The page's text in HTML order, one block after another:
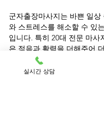
군자출장마사지는 바쁜 일상
와 스트레스를 해소할 수 있
입니다. 특히 20대 전문 마사
은 젊음과 활력을 더해주어
링 타임을 제공합니다. 출장
시간과 장소의 제약을 뛰어
실시간 상담